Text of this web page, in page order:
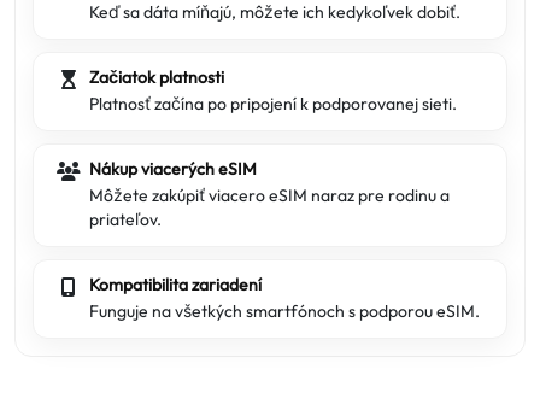
Keď sa dáta míňajú, môžete ich kedykoľvek dobiť.
Začiatok platnosti
Platnosť začína po pripojení k podporovanej sieti.
Nákup viacerých eSIM
Môžete zakúpiť viacero eSIM naraz pre rodinu a
priateľov.
Kompatibilita zariadení
Funguje na všetkých smartfónoch s podporou eSIM.